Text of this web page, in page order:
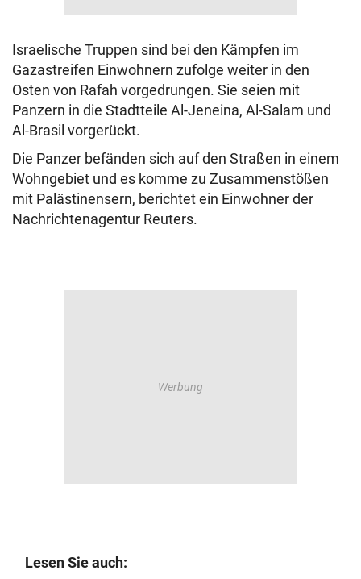
Israelische Truppen sind bei den Kämpfen im
Gazastreifen Einwohnern zufolge weiter in den
Osten von Rafah vorgedrungen. Sie seien mit
Panzern in die Stadtteile Al-Jeneina, Al-Salam und
Al-Brasil vorgerückt.
Die Panzer befänden sich auf den Straßen in einem
Wohngebiet und es komme zu Zusammenstößen
mit Palästinensern, berichtet ein Einwohner der
Nachrichtenagentur Reuters.
Lesen Sie auch: